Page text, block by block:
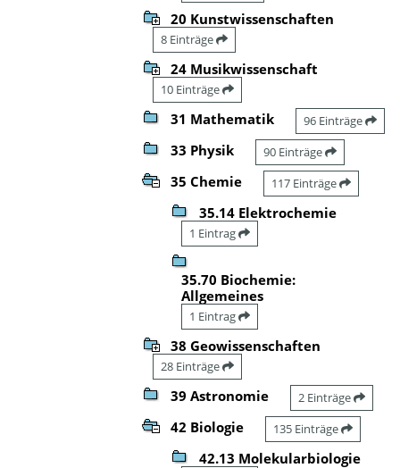
20 Kunstwissenschaften
8 Einträge
24 Musikwissenschaft
10 Einträge
31 Mathematik 96 Einträge
33 Physik 90 Einträge
35 Chemie 117 Einträge
35.14 Elektrochemie
1 Eintrag
35.70 Biochemie:
Allgemeines
1 Eintrag
38 Geowissenschaften
28 Einträge
39 Astronomie 2 Einträge
42 Biologie 135 Einträge
42.13 Molekularbiologie